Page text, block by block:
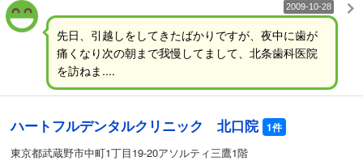
2009-10-28
先日、引越しをしてきたばかりですが、夜中に歯が
痛くなり次の朝まで我慢してまして、北条歯科医院
を訪ねま....
ハートフルデンタルクリニック 北口院 1件
東京都武蔵野市中町1丁目19-20アソルティ三鷹1階